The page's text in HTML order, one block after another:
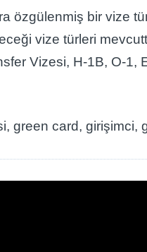
özgülenmiş bir vize
vize türleri
Vizesi, H-1B, O-1,
green card, girişimci,